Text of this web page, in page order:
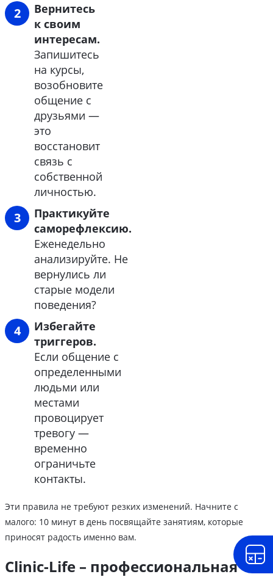
Вернитесь
к своим
интересам.
Запишитесь
на курсы,
возобновите
общение с
друзьями —
это
восстановит
связь с
собственной
личностью.
Практикуйте
саморефлексию.
Еженедельно
анализируйте. Не
вернулись ли
старые модели
поведения?
Избегайте
триггеров.
Если общение с
определенными
людьми или
местами
провоцирует
тревогу —
временно
ограничьте
контакты.
Эти правила не требуют резких изменений. Начните с
малого: 10 минут в день посвящайте занятиям, которые
приносят радость именно вам.
Clinic-Life – профессиональная